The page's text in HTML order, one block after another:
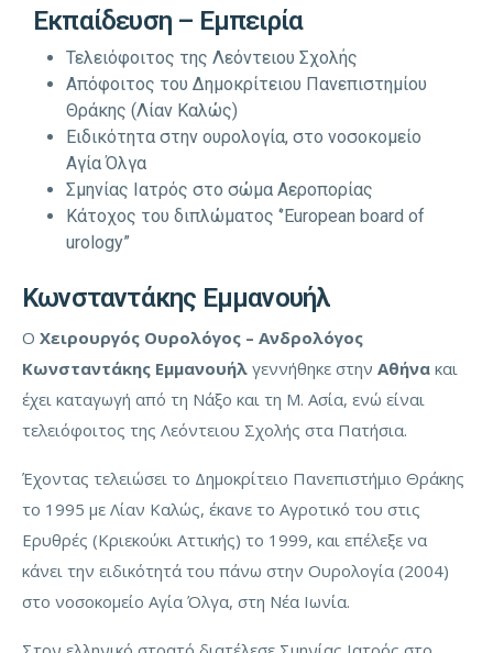
Εκπαίδευση – Εμπειρία
Τελειόφοιτος της Λεόντειου Σχολής
Απόφοιτος του Δημοκρίτειου Πανεπιστημίου
Θράκης (Λίαν Καλώς)
Ειδικότητα στην ουρολογία, στο νοσοκομείο
Αγία Όλγα
Σμηνίας Ιατρός στο σώμα Αεροπορίας
Κάτοχος του διπλώματος ‘’European board of
urology”
Κωνσταντάκης Εμμανουήλ
Ο Χειρουργός Ουρολόγος – Ανδρολόγος
Κωνσταντάκης Εμμανουήλ γεννήθηκε στην Αθήνα και
έχει καταγωγή από τη Νάξο και τη Μ. Ασία, ενώ είναι
τελειόφοιτος της Λεόντειου Σχολής στα Πατήσια.
Έχοντας τελειώσει το Δημοκρίτειο Πανεπιστήμιο Θράκης
το 1995 με Λίαν Καλώς, έκανε το Αγροτικό του στις
Ερυθρές (Κριεκούκι Αττικής) το 1999, και επέλεξε να
κάνει την ειδικότητά του πάνω στην Ουρολογία (2004)
στο νοσοκομείο Αγία Όλγα, στη Νέα Ιωνία.